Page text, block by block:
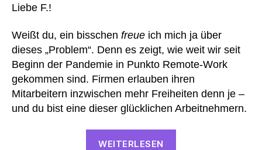
Liebe F.!
Weißt du, ein bisschen freue ich mich ja über
dieses „Problem“. Denn es zeigt, wie weit wir seit
Beginn der Pandemie in Punkto Remote-Work
gekommen sind. Firmen erlauben ihren
Mitarbeitern inzwischen mehr Freiheiten denn je –
und du bist eine dieser glücklichen Arbeitnehmern.
WEITERLESEN